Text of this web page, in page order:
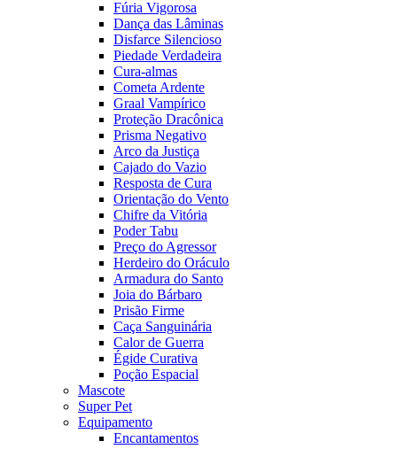
Fúria Vigorosa
Dança das Lâminas
Disfarce Silencioso
Piedade Verdadeira
Cura-almas
Cometa Ardente
Graal Vampírico
Proteção Dracônica
Prisma Negativo
Arco da Justiça
Cajado do Vazio
Resposta de Cura
Orientação do Vento
Chifre da Vitória
Poder Tabu
Preço do Agressor
Herdeiro do Oráculo
Armadura do Santo
Joia do Bárbaro
Prisão Firme
Caça Sanguinária
Calor de Guerra
Égide Curativa
Poção Espacial
Mascote
Super Pet
Equipamento
Encantamentos